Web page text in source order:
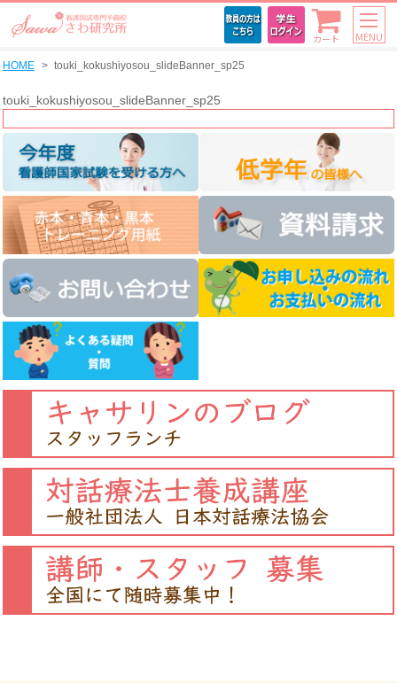
カート MENU
HOME touki_kokushiyosou_slideBanner_sp25
touki_kokushiyosou_slideBanner_sp25